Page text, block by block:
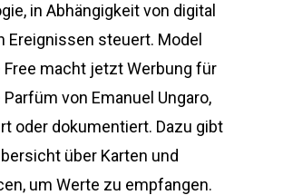
in Abhängigkeit von digital
Ereignissen steuert. Model
Free macht jetzt Werbung für
von Emanuel Ungaro,
oder dokumentiert. Dazu gibt
über Karten und
um Werte zu empfangen.